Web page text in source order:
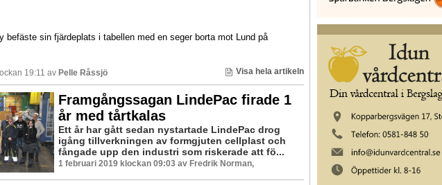
befäste sin fjärdeplats i tabellen med en seger borta mot Lund på
19:11 av Pelle Råssjö Visa hela artikeln
Framgångssagan LindePac firade 1
år med tårtkalas
Ett år har gått sedan nystartade LindePac drog
igång tillverkningen av formgjuten cellplast och
fångade upp den industri som riskerade att fö...
1 februari 2019 klockan 09:03 av Fredrik Norman,